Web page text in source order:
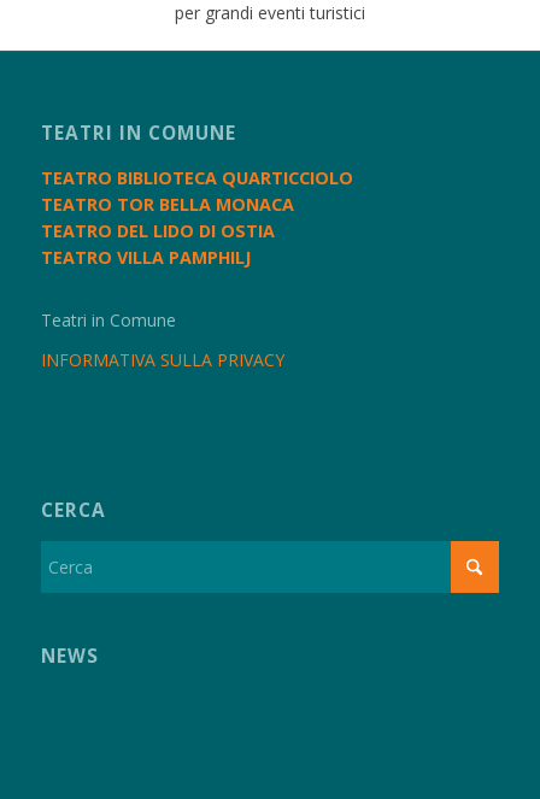
per grandi eventi turistici
TEATRI IN COMUNE
TEATRO BIBLIOTECA QUARTICCIOLO
TEATRO TOR BELLA MONACA
TEATRO DEL LIDO DI OSTIA
TEATRO VILLA PAMPHILJ
Teatri in Comune
INFORMATIVA SULLA PRIVACY
CERCA
NEWS